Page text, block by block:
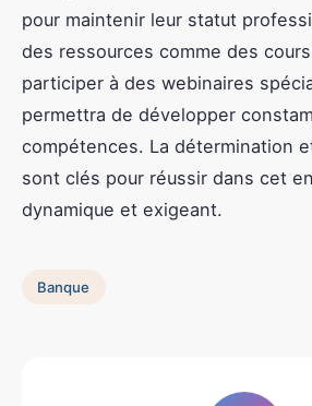
pour maintenir leur statut
des ressources comme des
participer à des webinaires
permettra de développer
compétences. La détermination
sont clés pour réussir dans cet
dynamique et exigeant.
Banque